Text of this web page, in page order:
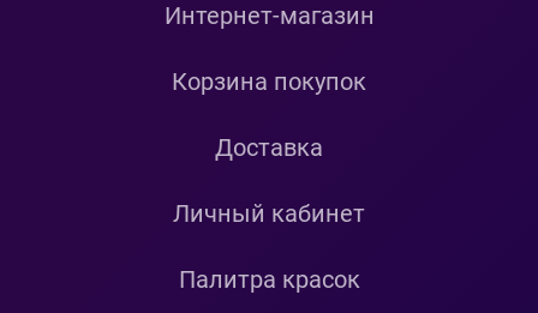
Интернет-магазин
Корзина покупок
Доставка
Личный кабинет
Палитра красок